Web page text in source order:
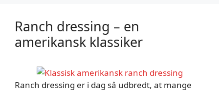
Ranch dressing – en
amerikansk klassiker
Ranch dressing er i dag så udbredt, at mange